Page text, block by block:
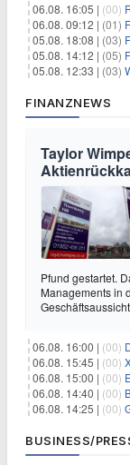
06.08. 16:05 | (00)
06.08. 09:12 | (01)
05.08. 18:08 | (03)
05.08. 14:12 | (05)
05.08. 12:33 | (03)
FINANZNEWS
Taylor
Pfund gestartet.
Managements in
06.08. 16:00 | (00)
06.08. 15:45 | (00)
06.08. 15:00 | (00)
06.08. 14:40 | (00)
06.08. 14:25 | (00)
BUSINESS/